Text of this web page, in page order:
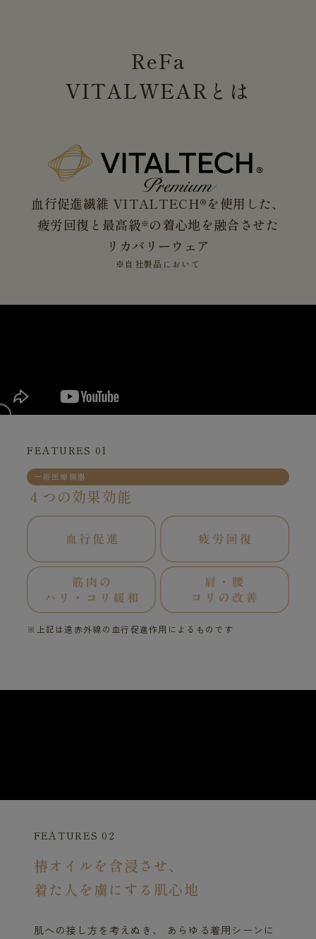
ReFa
VITALWEAR とは
血行促進繊維 VITALTECH®を使用した、
疲労回復と最高級※ の着心地を融合させた
リカバリーウェア
※自社製品において
FEATURES 01
一般医療機器
４つの効果効能
※上記は遠赤外線の血行促進作用によるものです
FEATURES 02
椿オイルを含浸させ、
着た人を虜にする肌心地
肌への接し方を考えぬき、 あらゆる着用シーンに